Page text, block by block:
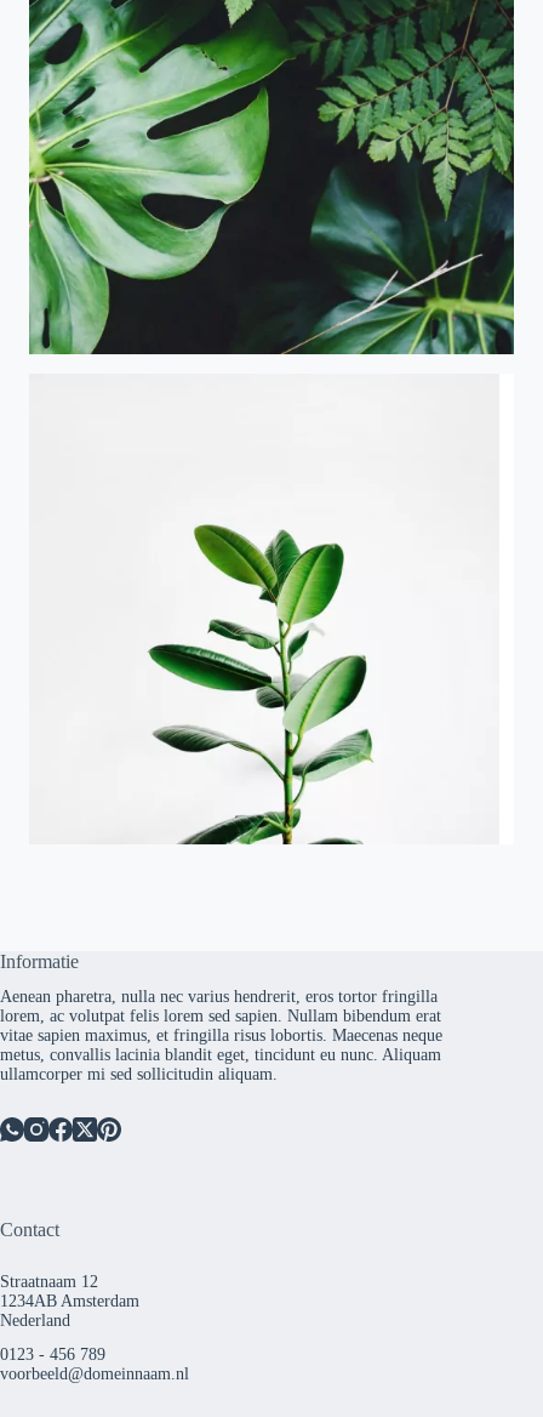
Informatie
Aenean pharetra, nulla nec varius hendrerit, eros tortor fringilla
lorem, ac volutpat felis lorem sed sapien. Nullam bibendum erat
vitae sapien maximus, et fringilla risus lobortis. Maecenas neque
metus, convallis lacinia blandit eget, tincidunt eu nunc. Aliquam
ullamcorper mi sed sollicitudin aliquam.
Contact
Straatnaam 12
1234AB Amsterdam
Nederland
0123 - 456 789
voorbeeld@domeinnaam.nl